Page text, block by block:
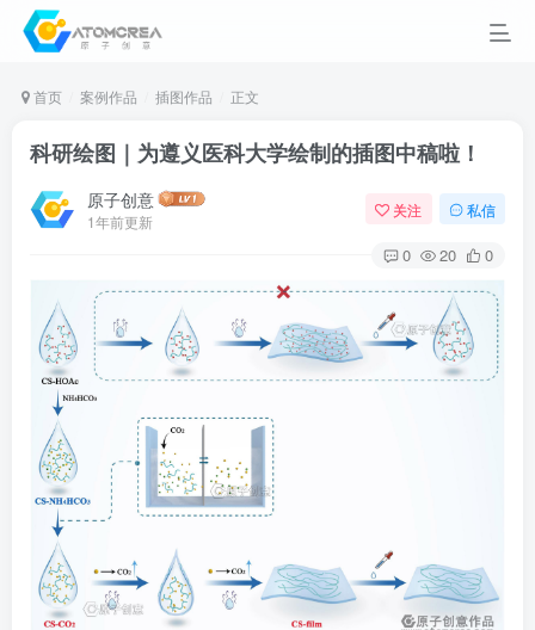
首页 案例作品 插图作品 正文
科研绘图｜为遵义医科大学绘制的插图中稿啦！
原子创意
1年前更新
关注 私信
0 20 0